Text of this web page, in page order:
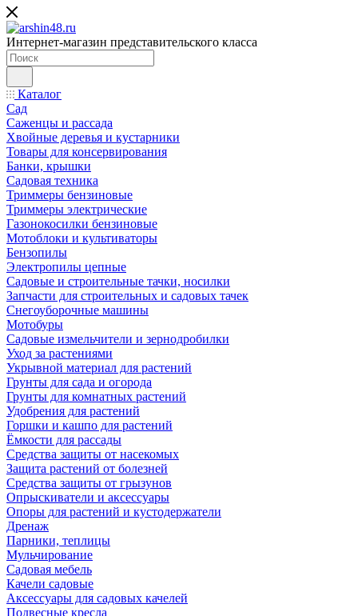
Интернет-магазин представительского класса
Каталог
Сад
Саженцы и рассада
Хвойные деревья и кустарники
Товары для консервирования
Банки, крышки
Садовая техника
Триммеры бензиновые
Триммеры электрические
Газонокосилки бензиновые
Мотоблоки и культиваторы
Бензопилы
Электропилы цепные
Садовые и строительные тачки, носилки
Запчасти для строительных и садовых тачек
Снегоуборочные машины
Мотобуры
Садовые измельчители и зернодробилки
Уход за растениями
Укрывной материал для растений
Грунты для сада и огорода
Грунты для комнатных растений
Удобрения для растений
Горшки и кашпо для растений
Ёмкости для рассады
Средства защиты от насекомых
Защита растений от болезней
Средства защиты от грызунов
Опрыскиватели и аксессуары
Опоры для растений и кустодержатели
Дренаж
Парники, теплицы
Мульчирование
Садовая мебель
Качели садовые
Аксессуары для садовых качелей
Подвесные кресла